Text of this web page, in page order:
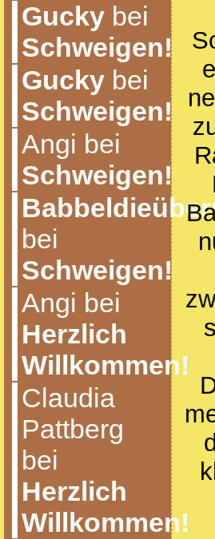
Guckybei
Schweigen!
Guckybei
Schweigen!
Angi bei
Schweigen!
bei
Schweigen!
Angi bei
Herzlich
Willkommen!
Claudia
Pattberg
bei
Herzlich
Willkommen!